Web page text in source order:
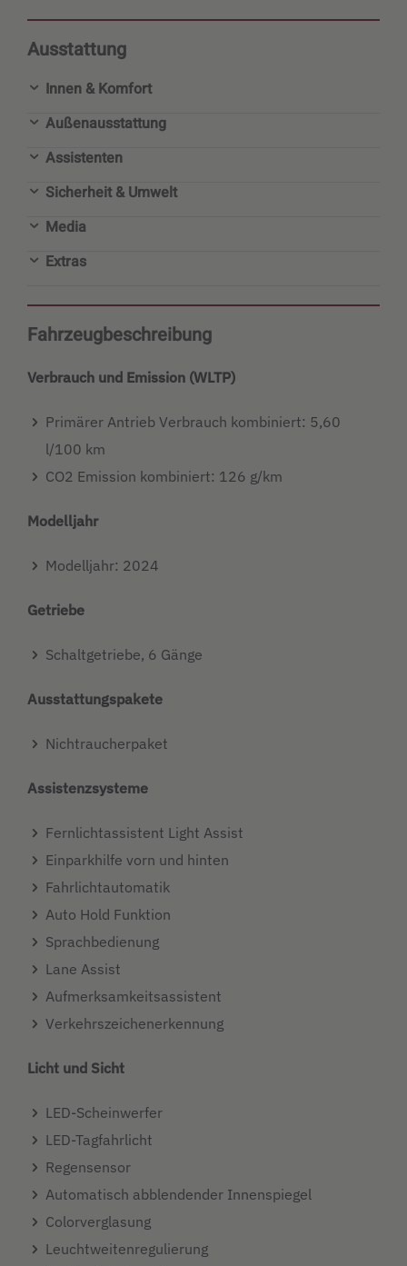
Ausstattung
Innen & Komfort
Außenausstattung
Assistenten
Sicherheit & Umwelt
Media
Extras
Fahrzeugbeschreibung
Verbrauch und Emission (WLTP)
Primärer Antrieb Verbrauch kombiniert: 5,60
l/100 km
CO2 Emission kombiniert: 126 g/km
Modelljahr
Modelljahr: 2024
Getriebe
Schaltgetriebe, 6 Gänge
Ausstattungspakete
Nichtraucherpaket
Assistenzsysteme
Fernlichtassistent Light Assist
Einparkhilfe vorn und hinten
Fahrlichtautomatik
Auto Hold Funktion
Sprachbedienung
Lane Assist
Aufmerksamkeitsassistent
Verkehrszeichenerkennung
Licht und Sicht
LED-Scheinwerfer
LED-Tagfahrlicht
Regensensor
Automatisch abblendender Innenspiegel
Colorverglasung
Leuchtweitenregulierung